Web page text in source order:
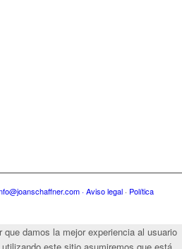
· Aviso legal· Política
damos la mejor experiencia al usuario